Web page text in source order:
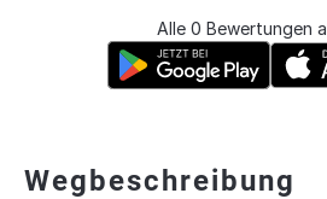
Alle 0 Bewertungen
Wegbeschreibung